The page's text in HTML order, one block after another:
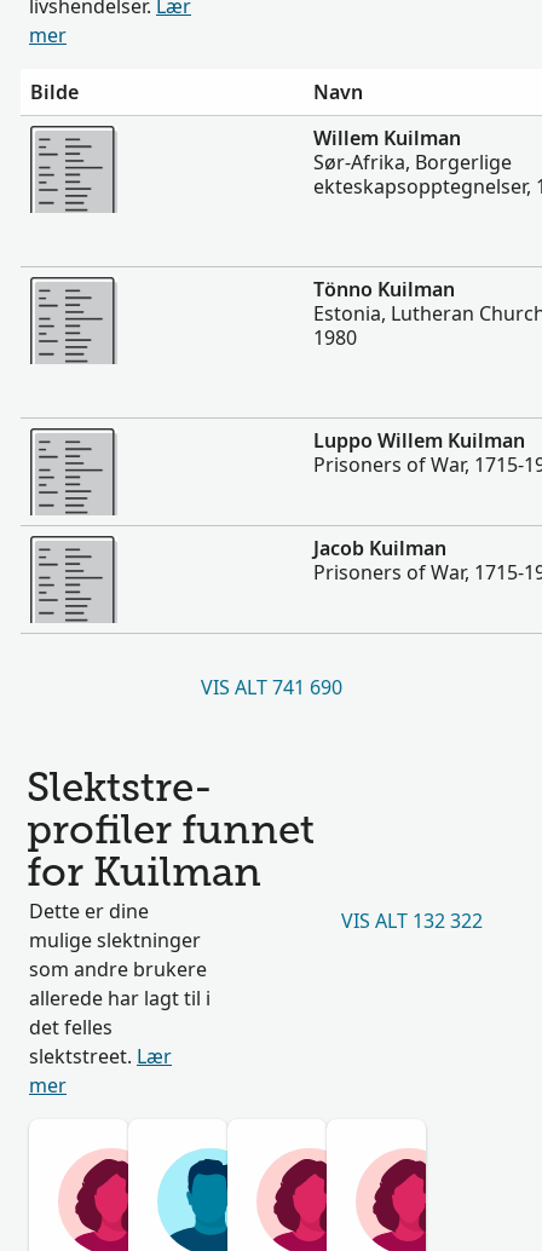
livshendelser. Lær
mer
Bilde
Navn
Flere
Willem Kuilman
Sør-Afrika, Borgerlige
ekteskapsopptegnelser,
Flere
Tönno Kuilman
Estonia, Lutheran
1980
Flere
Luppo Willem Kuilman
Prisoners of War, 1715-
Flere
Jacob Kuilman
Prisoners of War, 1715-
VIS ALT 741 690
Slektstre-
profiler funnet
for Kuilman
Dette er dine
mulige slektninger
som andre brukere
allerede har lagt til i
det felles
slektstreet. Lær
mer
VIS ALT 132 322